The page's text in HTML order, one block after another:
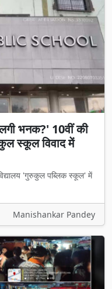
भनक?' 10वीं की
स्कूल विवाद में
'गुरुकुल पब्लिक स्कूल' में
Manishankar Pandey